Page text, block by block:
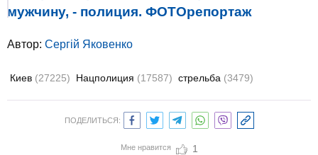
мужчину, - полиция. ФОТОрепортаж
Автор: Сергій Яковенко
Киев (27225) Нацполиция (17587) стрельба (3479)
ПОДЕЛИТЬСЯ:
Мне нравится 1